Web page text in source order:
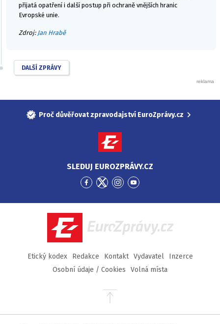
přijatá opatření i další postup při ochraně vnějších hranic
Evropské unie.
Zdroj: Jan Hrabě
DALŠÍ ZPRÁVY
Proč důvěřovat zpravodajství EuroZprávy.cz
SLEDUJ EUROZPRÁVY.CZ
Přejít
Facebook
Přejít
Twitter
Přejít
Instagram
Přejít
YouTube
EuroZprávy.cz
Etický kodex Redakce Kontakt Vydavatel
Inzerce
Osobní údaje / Cookies
Volná místa
Přejít
stránky